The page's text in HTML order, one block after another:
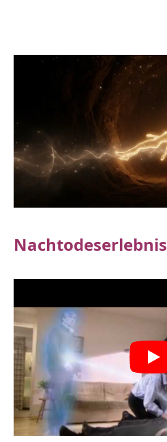
Nachtodeserlebnis